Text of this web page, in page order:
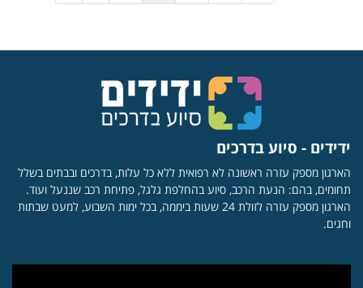
ידידים - סיוע בדרכים
הארגון מספק עזרה ראשונה לא רפואית ללא כל עלות, בדרכים ובבתים בשלל
תחומים, בהם: הנעת הרכב, סיוע בהחלפת גלגל, פתיחת רכב שננעל ועוד.
הארגון מספק עזרה לזולת 24 שעות ביממה, בכל ימות השבוע, למעט שבתות
וחגים.